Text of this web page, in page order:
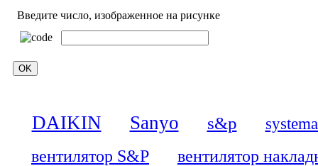
Введите число, изображенное на рисунке
DAIKIN Sanyo s&p
вентилятор S&P
вентилятор